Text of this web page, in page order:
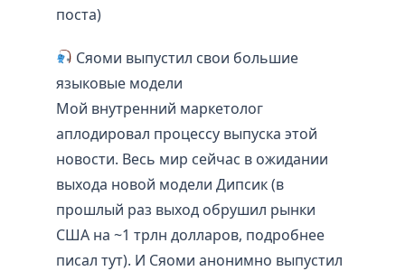
поста)
Сяоми выпустил свои большие
языковые модели
Мой внутренний маркетолог
аплодировал процессу выпуска этой
новости. Весь мир сейчас в ожидании
выхода новой модели Дипсик (в
прошлый раз выход обрушил рынки
США на ~1 трлн долларов, подробнее
писал тут). И Сяоми анонимно выпустил